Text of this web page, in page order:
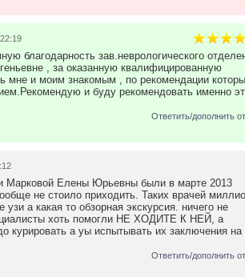
благодарность зав.неврологического
, за оказанную квалифицированную
мне и моим знакомым , по рекомендации
и буду рекомендовать именно
Ответить/дополнить
Марковой Елены Юрьевны были в марте 2013
не стоило приходить. Таких врачей
узи а какая то обзорная экскурсия. ничего не
хоть помогли НЕ ХОДИТЕ К НЕЙ, а
курировать а yы испытывать их заключения на
Ответить/дополнить